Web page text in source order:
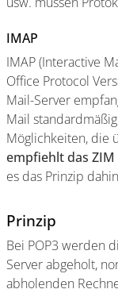
IMAP
IMAP (Interactive
Office Protocol
Mail-Server
Mail
Möglichkeiten, die
empfiehlt das
es das Prinzip
Prinzip
Bei POP3 werden
Server abgeholt,
abholenden